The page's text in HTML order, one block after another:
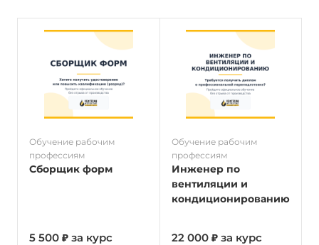
Обучение рабочим
профессиям
Сборщик форм
5 500 ₽ за курс
Обучение рабочим
профессиям
Инженер по
вентиляции и
кондиционированию
22 000 ₽ за курс